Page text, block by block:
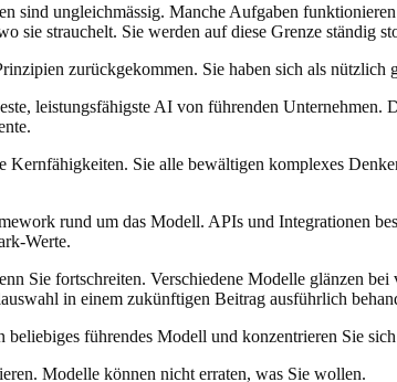
sind ungleichmässig. Manche Aufgaben
sie strauchelt. Sie werden auf diese Grenze ständig
zurückgekommen. Sie haben sich als
leistungsfähigste AI von führenden Unternehmen.
Kernfähigkeiten. Sie alle bewältigen komplexes
rund um das Modell. APIs und Integrationen
Werte.
Sie fortschreiten. Verschiedene Modelle glänzen
in einem zukünftigen Beitrag ausführlich
führendes Modell und konzentrieren Sie
Modelle können nicht erraten, was Sie wollen.